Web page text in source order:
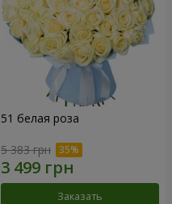
51 белая роза
5 383 грн
Заказать